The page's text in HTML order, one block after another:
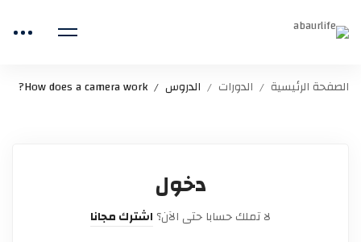
الصفحة الرئيسية الدورات الدروس How does a camera work?
دخول
لا تملك حسابا حتى الآن؟ اشترك مجانا